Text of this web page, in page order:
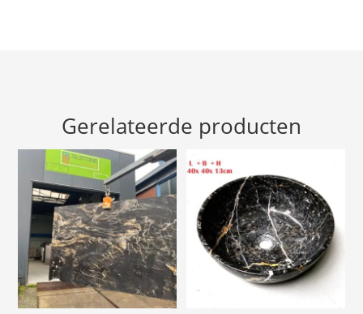
Gerelateerde producten